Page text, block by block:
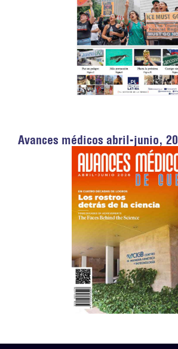
Avances médicos abril-junio,